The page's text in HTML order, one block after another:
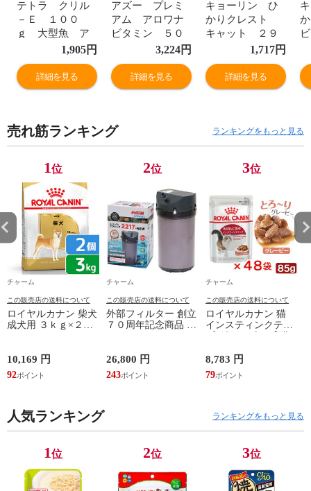
テトラ クリル
－Ｅ １００
ｇ 大型魚 ア
ロワナ 餌 エ
付け用天然餌
オキアミ 乾燥
当日便
1,905円
詳細を見る
アズー プレミ
アム アロワナ
ビタミン ５０
０ｍｌ 龍魚の
水質調整剤 関東
当日便
3,224円
詳細を見る
キョーリン ひ
かりクレスト
キャット ２９
５ｇ 肉食魚
３０点限り 関東
当日便
1,717円
詳細を見る
売れ筋ランキング ランキングをもっと見る
1位
チャーム
この販売店の送料について
ロイヤルカナン 柴犬
成犬用 ３ｋｇ×２袋
お一人様２点限り 関
東当日便
10,169 円
92
2位
チャーム
この販売店の送料について
外部フィルター 創立
７０周年記念商品 エ
グレー ５０Ｈｚ 東
日本用 水槽 アクア
リウム 関東当日便
26,800 円
243
3位
チャーム
この販売店の送料について
ロイヤルカナン 猫
インスティンクティ
ブ グレービー 成猫
袋 お一人様１点限り
関東当日便
8,783 円
79
人気ランキング ランキングをもっと見る
1位 2位 3位